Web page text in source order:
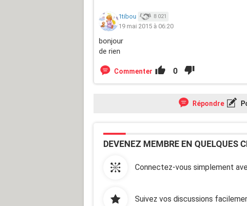
1tibou 8 021
19 mai 2015 à 06:20
bonjour
de rien
Commenter 0
Répondre
DEVENEZ MEMBRE EN QUELQUES
Connectez-vous simplement
Suivez vos discussions